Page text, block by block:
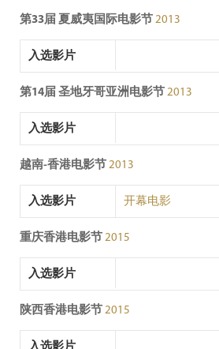
第33届 夏威夷国际电影节 2013
入选影片
第14届 圣地牙哥亚洲电影节 2013
入选影片
越南-香港电影节 2013
入选影片 开幕电影
重庆香港电影节 2015
入选影片
陕西香港电影节 2015